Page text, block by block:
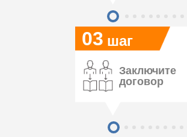
03 шаг
Заключите
договор